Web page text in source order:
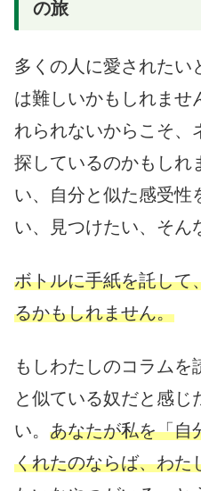
の旅
多くの人に愛されたい
は難しいかもしれませ
れられないからこそ、
探しているのかもしれ
い、自分と似た感受性
い、見つけたい、そん
ボトルに手紙を託して
るかもしれません。
もしわたしのコラムを
と似ている奴だと感じ
い。 あなたが私を「自
くれたのならば、わた